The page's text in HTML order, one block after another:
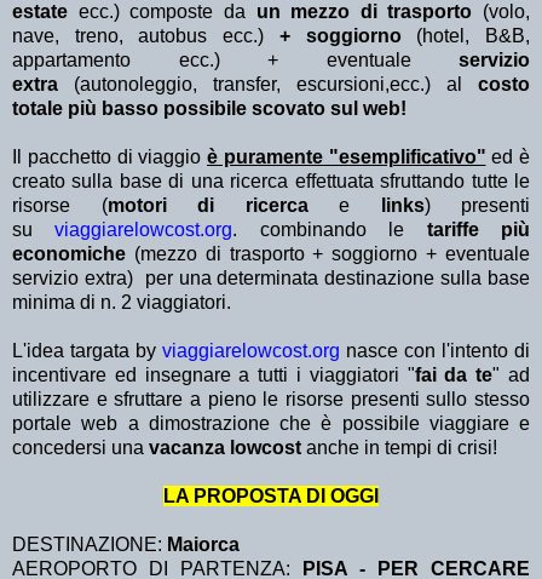
estate ecc.) composte da un mezzo di trasporto (volo,
nave, treno, autobus ecc.) + soggiorno(hotel, B&B,
appartamento ecc.) + eventuale servizio
extra (autonoleggio, transfer, escursioni,ecc.) al costo
totale più basso possibile scovato sul web!
Il pacchetto di viaggio è puramente "esemplificativo" ed è
creato sulla base di una ricerca effettuata sfruttando tutte le
risorse (motori di ricerca e links) presenti
suviaggiarelowcost.org. combinando le tariffe più
economiche (mezzo di trasporto + soggiorno + eventuale
servizio extra)
per una determinata destinazione sulla base
minima di n. 2 viaggiatori.
L'idea targata by viaggiarelowcost.org nasce con l'intento di
incentivare ed insegnare a tutti i viaggiatori "fai da te" ad
utilizzare e sfruttare a pieno le risorse presenti sullo stesso
portale web a dimostrazione che è possibile viaggiare e
concedersi una vacanza lowcost anche in tempi di crisi!
LA PROPOSTA DI OGGI
DESTINAZIONE: Maiorca
AEROPORTO DI PARTENZA:
PISA - PER CERCARE